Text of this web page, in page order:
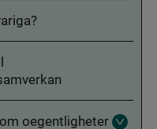
oegentligheter